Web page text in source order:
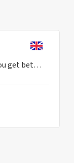
No pressure, just practice – I’ll help you get better every lesson.